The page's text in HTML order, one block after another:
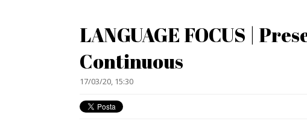
LANGUAGE FOCUS |
Continuous
17/03/20, 15:30